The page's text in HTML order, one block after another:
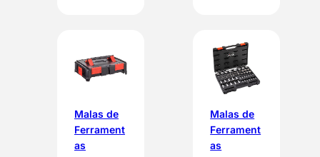
Malas de
Ferrament
as
Malas de
Ferrament
as